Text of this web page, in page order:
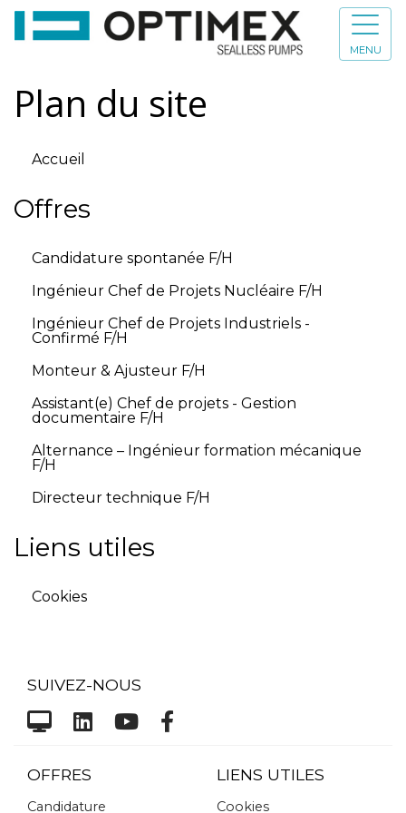
MENU
Plan du site
Accueil
Offres
Candidature spontanée F/H
Ingénieur Chef de Projets Nucléaire F/H
Ingénieur Chef de Projets Industriels -
Confirmé F/H
Monteur & Ajusteur F/H
Assistant(e) Chef de projets - Gestion
documentaire F/H
Alternance – Ingénieur formation mécanique
F/H
Directeur technique F/H
Liens utiles
Cookies
SUIVEZ-NOUS
OFFRES
Candidature
LIENS UTILES
Cookies